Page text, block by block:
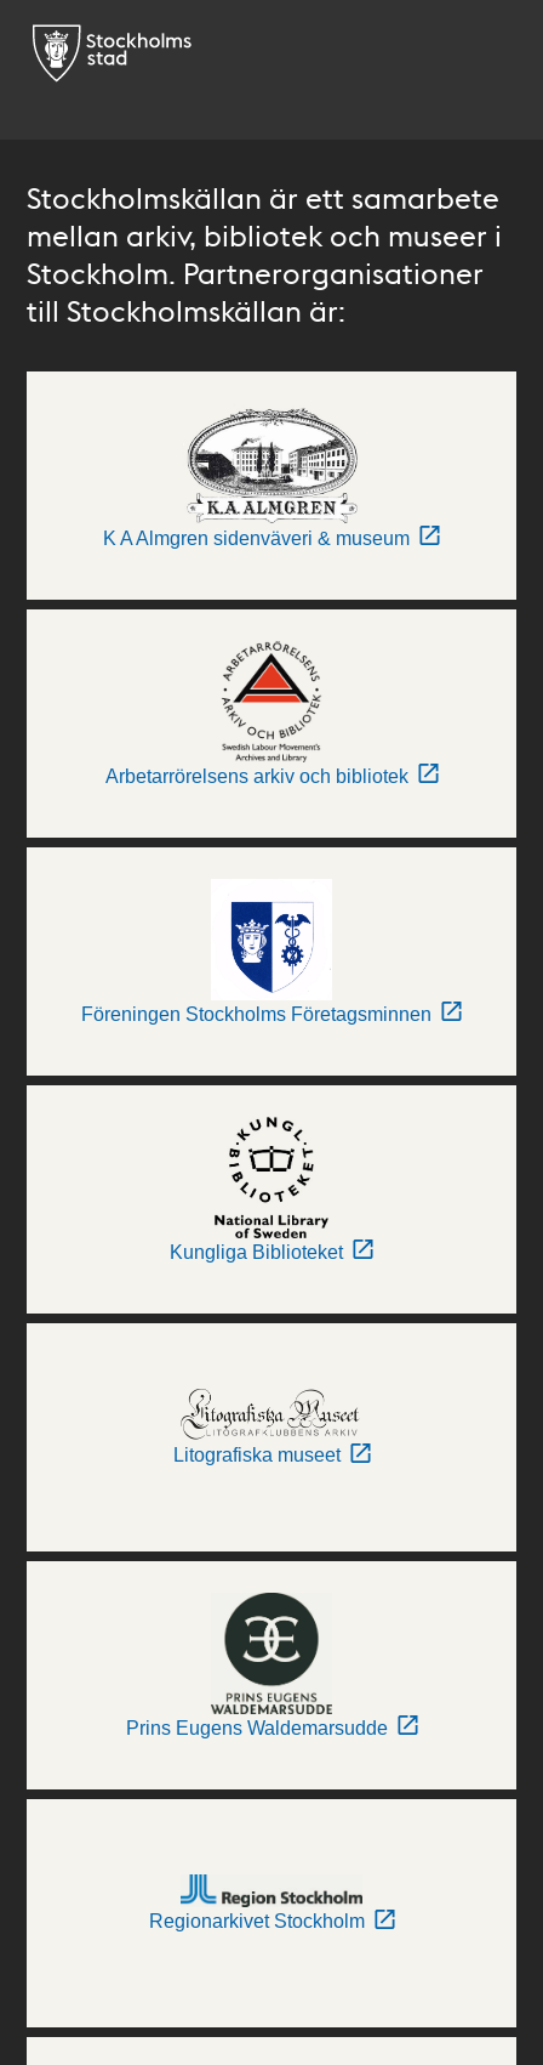
Stockholmskällan är ett samarbete
mellan arkiv, bibliotek och museer i
Stockholm. Partnerorganisationer
till Stockholmskällan är:
K A Almgren sidenväveri & museum
Arbetarrörelsens arkiv och bibliotek
Föreningen Stockholms Företagsminnen
Kungliga Biblioteket
Litografiska museet
Prins Eugens Waldemarsudde
Regionarkivet Stockholm